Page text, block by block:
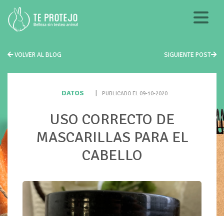
VOLVER AL BLOG SIGUIENTE POST
DATOS PUBLICADO EL 09-10-2020
USO CORRECTO DE
MASCARILLAS PARA EL
CABELLO